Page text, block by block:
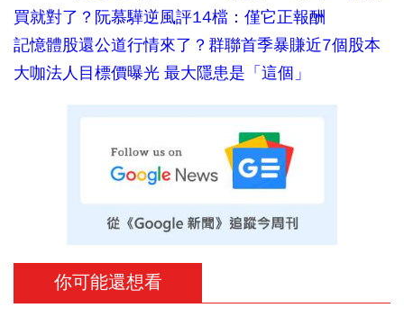
買就對了？阮慕驊逆風評14檔：僅它正報酬
記憶體股還公道行情來了？群聯首季暴賺近7個股本
大咖法人目標價曝光 最大隱患是「這個」
你可能還想看